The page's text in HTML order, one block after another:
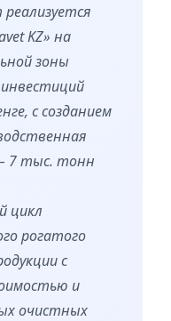
KZ» на
зоны
с созданием
7 тыс. тонн
цикл
рогатого
с
и
очистных